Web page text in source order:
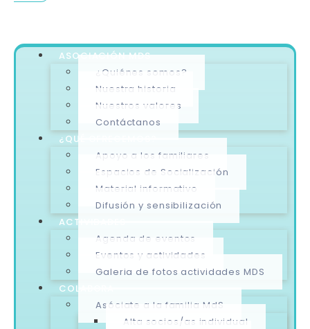
ASOCIACIÓN MDS
¿Quiénes somos?
Nuestra historia
Nuestros valores
Contáctanos
¿QUÉ OFRECEMOS?
Apoyo a los familiares
Espacios de Socialización
Material informativo
Difusión y sensibilización
ACTIVIDADES
Agenda de eventos
Eventos y actividades
Galeria de fotos actividades MDS
COLABORA
Asóciate a la familia MdS
Alta socios/as individual